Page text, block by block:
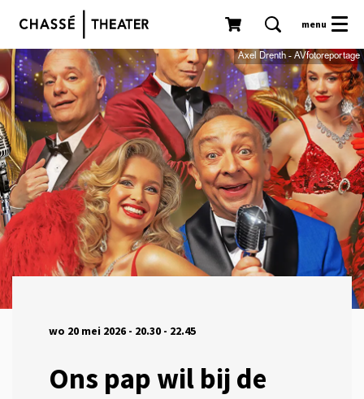
menu
Axel Drenth - AVfotoreportage
Ons pap wil bij de
wo 20 mei 2026 - 20.30 - 22.45